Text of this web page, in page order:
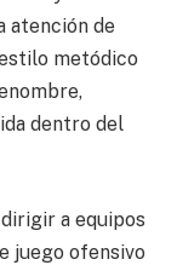
atención de
metódico
dentro del
a equipos
juego ofensivo